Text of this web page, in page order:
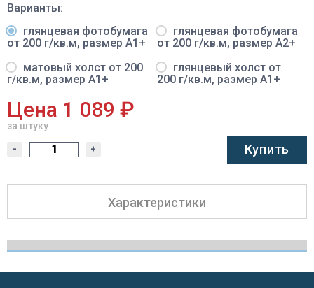
Варианты:
глянцевая фотобумага
от 200 г/кв.м, размер A1+
глянцевая фотобумага
от 200 г/кв.м, размер A2+
матовый холст от 200
г/кв.м, размер A1+
глянцевый холст от
200 г/кв.м, размер A1+
Цена 1 089 ₽
за штуку
- + Купить
Характеристики